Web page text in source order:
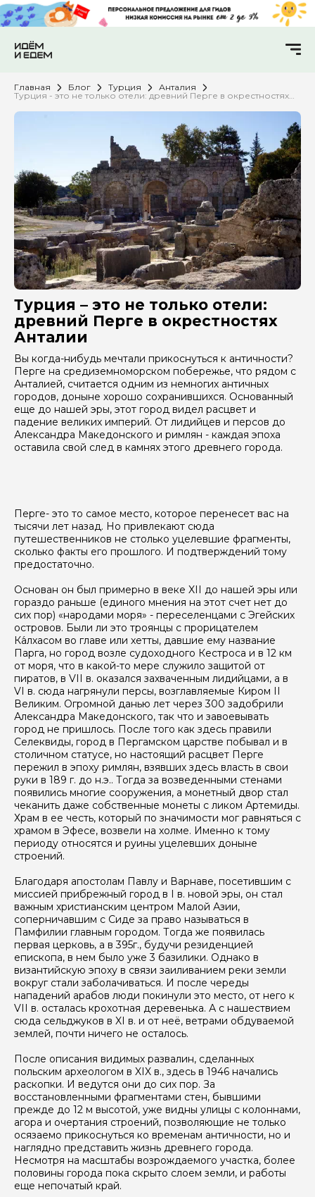
Главная Блог Турция
Анталия
Турция - это не только отели: древний Перге в окрестностях
Анталии
Турция – это не только отели:
древний Перге в окрестностях
Анталии
Вы когда-нибудь мечтали прикоснуться к античности?
Перге на средиземноморском побережье, что рядом с
Анталией, считается одним из немногих античных
городов, доныне хорошо сохранившихся. Основанный
еще до нашей эры, этот город видел расцвет и
падение великих империй. От лидийцев и персов до
Александра Македонского и римлян - каждая эпоха
оставила свой след в камнях этого древнего города.
Перге- это то самое место, которое перенесет вас на
тысячи лет назад. Но привлекают сюда
путешественников не столько уцелевшие фрагменты,
сколько факты его прошлого. И подтверждений тому
предостаточно.
Основан он был примерно в веке XII до нашей эры или
гораздо раньше (единого мнения на этот счет нет до
сих пор) «народами моря» - переселенцами с Эгейских
островов. Были ли это троянцы с прорицателем
Ка́лхасом во главе или хетты, давшие ему название
Парга, но город возле судоходного Кестроса и в 12 км
от моря, что в какой-то мере служило защитой от
пиратов, в VII в. оказался захваченным лидийцами, а в
VI в. сюда нагрянули персы, возглавляемые Киром II
Великим. Огромной данью лет через 300 задобрили
Александра Македонского, так что и завоевывать
город не пришлось. После того как здесь правили
Селеквиды, город в Пергамском царстве побывал и в
столичном статусе, но настоящий расцвет Перге
пережил в эпоху римлян, взявших здесь власть в свои
руки в 189 г. до н.э.. Тогда за возведенными стенами
появились многие сооружения, а монетный двор стал
чеканить даже собственные монеты с ликом Артемиды.
Храм в ее честь, который по значимости мог равняться с
храмом в Эфесе, возвели на холме. Именно к тому
периоду относятся и руины уцелевших доныне
строений.
Благодаря апостолам Павлу и Варнаве, посетившим с
миссией прибрежный город в I в. новой эры, он стал
важным христианским центром Малой Азии,
соперничавшим с Сиде за право называться в
Памфилии главным городом. Тогда же появилась
первая церковь, а в 395г., будучи резиденцией
епископа, в нем было уже 3 базилики. Однако в
византийскую эпоху в связи заиливанием реки земли
вокруг стали заболачиваться. И после череды
нападений арабов люди покинули это место, от него к
VII в. осталась крохотная деревенька. А с нашествием
сюда сельджуков в XI в. и от неё, ветрами обдуваемой
землей, почти ничего не осталось.
После описания видимых развалин, сделанных
польским археологом в XIX в., здесь в 1946 начались
раскопки. И ведутся они до сих пор. За
восстановленными фрагментами стен, бывшими
прежде до 12 м высотой, уже видны улицы с колоннами,
агора и очертания строений, позволяющие не только
осязаемо прикоснуться ко временам античности, но и
наглядно представить жизнь древнего города.
Несмотря на масштабы возрождаемого участка, более
половины города пока скрыто слоем земли, и работы
еще непочатый край.